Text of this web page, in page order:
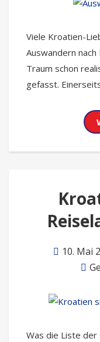
Viele Kroatien-
Auswandern
Traum schon
gefasst.
10. Mai
Was die Liste